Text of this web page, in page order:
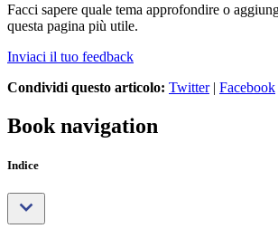
Facci sapere quale tema approfondire o
questa pagina più utile.
Inviaci il tuo feedback
Condividi questo articolo: Twitter| Facebook
Book navigation
Indice